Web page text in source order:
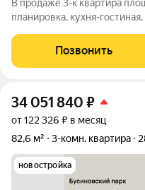
В продаже 3-к квартира
планировка, кухня-
этажного дома. Условия
на весь срок; - Ипотека 0,11%
Позвонить
34 051 840 ₽
от 122 326 ₽ в месяц
82,6 м²
3-комн. квартира
новостройка